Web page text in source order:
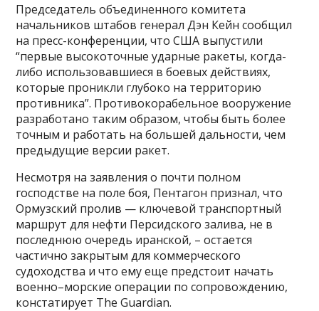
Председатель объединенного комитета
начальников штабов генерал Дэн Кейн сообщил
на пресс-конференции, что США выпустили
“первые высокоточные ударные ракеты, когда-
либо использовавшиеся в боевых действиях,
которые проникли глубоко на территорию
противника”. Противокорабельное вооружение
разработано таким образом, чтобы быть более
точным и работать на большей дальности, чем
предыдущие версии ракет.
Несмотря на заявления о почти полном
господстве на поле боя, Пентагон признал, что
Ормузский пролив — ключевой транспортный
маршрут для нефти Персидского залива, не в
последнюю очередь иранской, – остается
частично закрытым для коммерческого
судоходства и что ему еще предстоит начать
военно–морские операции по сопровождению,
констатирует The Guardian.